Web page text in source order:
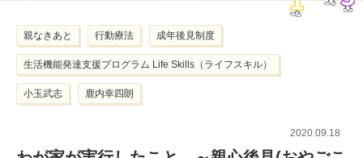
親なきあと 行動療法 成年後見制度
生活機能発達支援プログラム Life Skills（ライフスキル）
小玉武志 鹿内幸四朗
2020.09.18